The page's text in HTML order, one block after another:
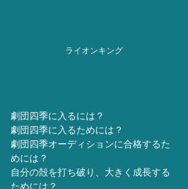
ライオンキング
劇団四季に入るには？
劇団四季に入るためには？
劇団四季オーディションに合格するた
めには？
自分の殻を打ち破り、大きく成長する
ためには？